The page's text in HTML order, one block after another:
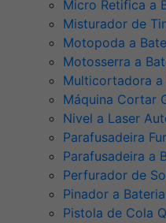
Micro Retifica a
Misturador de
Motopoda a
Motosserra a
Multicortadora a
Máquina Cortar
Nivel a Laser
Parafusadeira
Parafusadeira a
Perfurador de
Pinador a Bateria
Pistola de Cola